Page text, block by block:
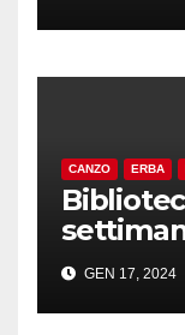
CANZO ERBA
GEN 17, 2024